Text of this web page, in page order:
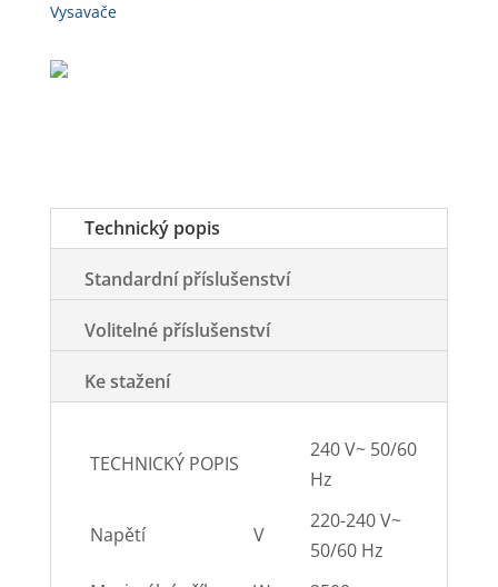
Vysavače
Technický popis
Standardní příslušenství
Volitelné příslušenství
Ke stažení
TECHNICKÝ POPIS
240 V~ 50/60
Hz
Napětí V
220-240 V~
50/60 Hz